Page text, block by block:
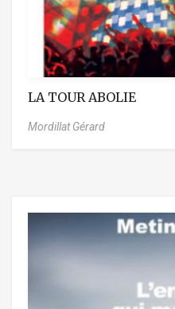
LA TOUR ABOLIE
Mordillat Gérard